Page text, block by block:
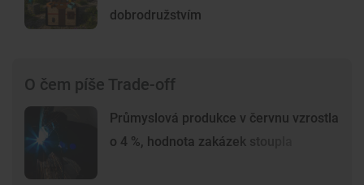
dobrodružstvím
O čem píše Trade-off
Průmyslová produkce v červnu vzrostla
o 4 %, hodnota zakázek stoupla